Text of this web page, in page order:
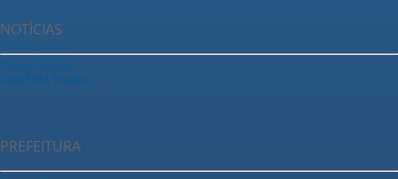
NOTÍCIAS
Todas as Notícias
Canal PMA Youtube
PREFEITURA